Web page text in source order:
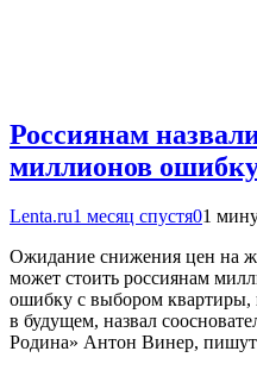
Россиянам
миллионов
Lenta.ru1 месяц спустя01
Ожидание снижения цен на
может стоить россиянам
ошибку с выбором квартиры,
в будущем, назвал
Родина» Антон Винер,